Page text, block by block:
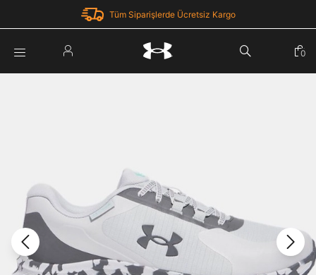
Tüm Siparişlerde Ücretsiz Kargo
Şifremi Unuttum
Giriş Yap
0
Parola Yenileme
Parolayı Yenile
Giriş Sayfasına Dön
Zaten hesabın var mı? Giriş yap